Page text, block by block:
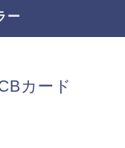
ー
カード